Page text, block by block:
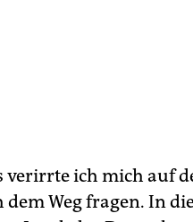
verirrte ich mich auf
dem Weg fragen. In